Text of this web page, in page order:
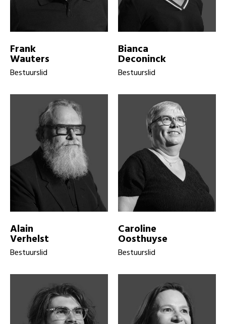
Frank
Wauters
Bestuurslid
Bianca
Deconinck
Bestuurslid
Alain
Verhelst
Bestuurslid
Caroline
Oosthuyse
Bestuurslid